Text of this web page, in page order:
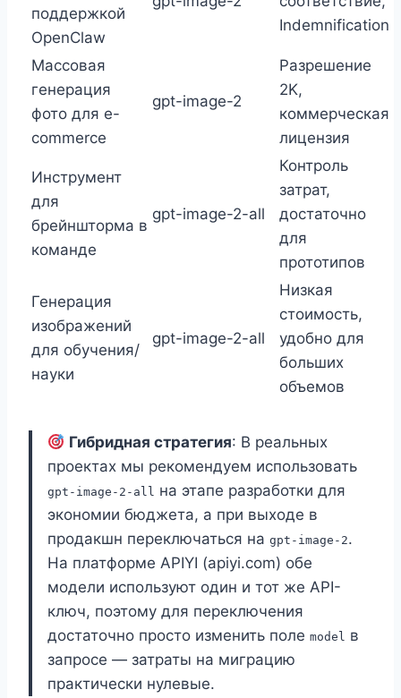
поддержкой
OpenClaw
Indemnification
Массовая
генерация
фото для e-
commerce
gpt-image-2
Разрешение
2K,
коммерческая
лицензия
Инструмент
для
брейншторма в
команде
gpt-image-2-all
Контроль
затрат,
достаточно
для
прототипов
Генерация
изображений
для обучения/
науки
gpt-image-2-all
Низкая
стоимость,
удобно для
больших
объемов
Гибридная стратегия: В реальных
проектах мы рекомендуем использовать
gpt-image-2-all на этапе разработки для
экономии бюджета, а при выходе в
продакшн переключаться на gpt-image-2.
На платформе APIYI (apiyi.com) обе
модели используют один и тот же API-
ключ, поэтому для переключения
достаточно просто изменить поле model в
запросе — затраты на миграцию
практически нулевые.